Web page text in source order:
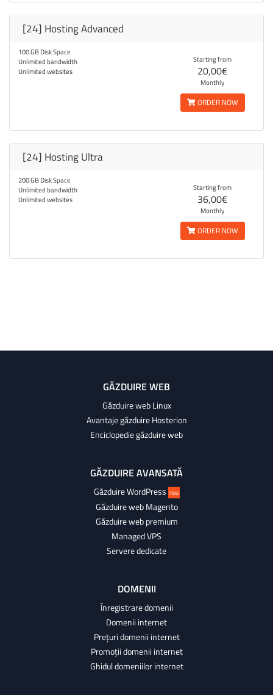
[24] Hosting Advanced
100 GB Disk Space
Unlimited bandwidth
Unlimited websites
Starting from
20,00€
Monthly
ORDER NOW
[24] Hosting Ultra
200 GB Disk Space
Unlimited bandwidth
Unlimited websites
Starting from
36,00€
Monthly
ORDER NOW
GĂZDUIRE WEB
Găzduire web Linux
Avantaje găzduire Hosterion
Enciclopedie găzduire web
GĂZDUIRE AVANSATĂ
Găzduire WordPress nou
Găzduire web Magento
Găzduire web premium
Managed VPS
Servere dedicate
DOMENII
Înregistrare domenii
Domenii internet
Prețuri domenii internet
Promoții domenii internet
Ghidul domeniilor internet